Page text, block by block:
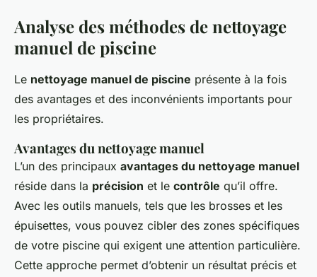
Analyse des méthodes de nettoyage
manuel de piscine
Le nettoyage manuel de piscine présente à la fois
des avantages et des inconvénients importants pour
les propriétaires.
Avantages du nettoyage manuel
L’un des principaux avantages du nettoyage manuel
réside dans la précision et le contrôle qu’il offre.
Avec les outils manuels, tels que les brosses et les
épuisettes, vous pouvez cibler des zones spécifiques
de votre piscine qui exigent une attention particulière.
Cette approche permet d’obtenir un résultat précis et